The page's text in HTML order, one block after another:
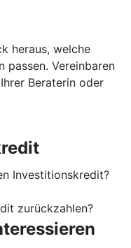
heraus, welche
passen. Vereinbaren
Beraterin oder
Investitionskredit?
zurückzahlen?